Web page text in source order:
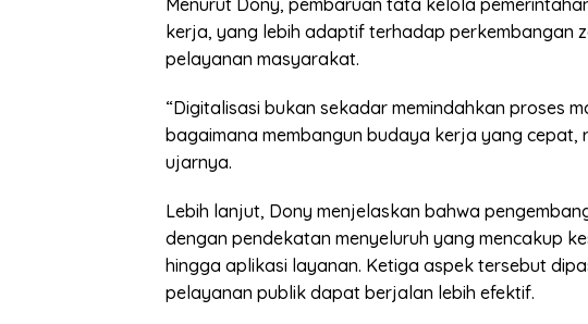
kerja, yang lebih adaptif terhadap perkembangan
pelayanan masyarakat.
“Digitalisasi bukan sekadar memindahkan proses
bagaimana membangun budaya kerja yang cepat,
ujarnya.
Lebih lanjut, Dony menjelaskan bahwa
dengan pendekatan menyeluruh yang mencakup
hingga aplikasi layanan. Ketiga aspek tersebut
pelayanan publik dapat berjalan lebih efektif.